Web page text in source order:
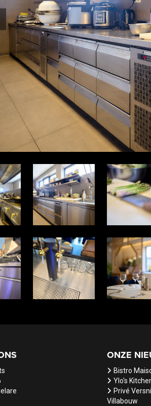
ONZE
Bistro
Ylo's
Privé
Villabouw